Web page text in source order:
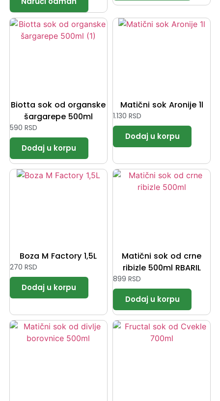
Biotta sok od organske
šargarepe 500ml
590 RSD
Matični sok Aronije 1l
1.130 RSD
Boza M Factory 1,5L
270 RSD
Matični sok od crne
ribizle 500ml RBARIL
899 RSD